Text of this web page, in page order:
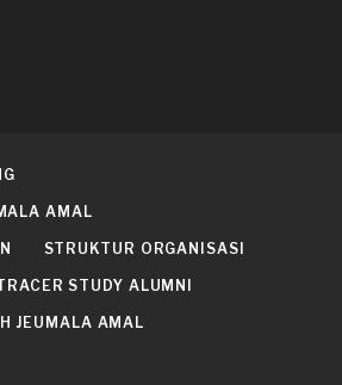
AMAL
STRUKTUR ORGANISASI
STUDY ALUMNI
JEUMALA AMAL